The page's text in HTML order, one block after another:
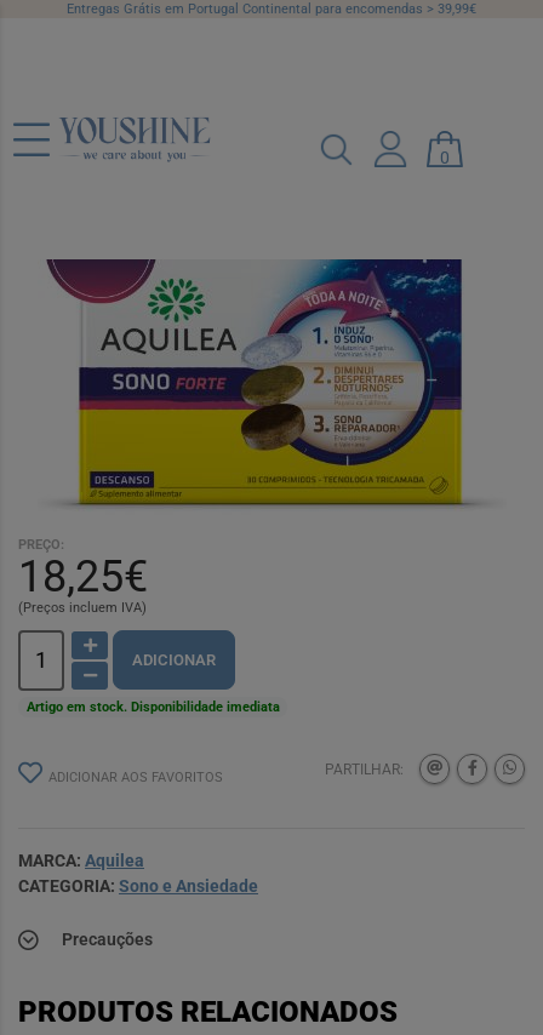
Entregas Grátis em Portugal Continental para encomendas > 39,99€
0
Aquilea Sono Forte Comp X30, comps
PREÇO:
18,25€
(Preços incluem IVA)
ADICIONAR
Artigo em stock. Disponibilidade imediata
ADICIONAR AOS FAVORITOS PARTILHAR:
MARCA: Aquilea
CATEGORIA: Sono e Ansiedade
Precauções
PRODUTOS RELACIONADOS